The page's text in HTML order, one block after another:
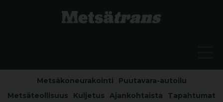
Metsäkoneurakointi
Puutavara-autoilu
Metsäteollisuus
Kuljetus Ajankohtaista
Tapahtumat